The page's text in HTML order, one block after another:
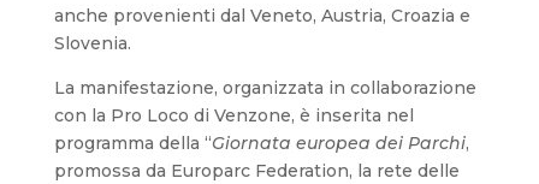
anche provenienti dal Veneto, Austria, Croazia e
Slovenia.
La manifestazione, organizzata in collaborazione
con la Pro Loco di Venzone, è inserita nel
programma della “Giornata europea dei Parchi,
promossa da Europarc Federation, la rete delle